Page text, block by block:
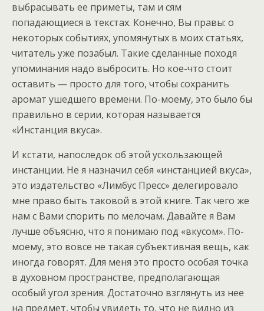
выбрасывать ее приметы, там и сям
попадающиеся в текстах. Конечно, Вы правы: о
некоторых событиях, упомянутых в моих статьях,
читатель уже позабыл. Такие сделанные походя
упоминания надо выбросить. Но кое-что стоит
оставить — просто для того, чтобы сохранить
аромат ушедшего времени. По-моему, это было бы
правильно в серии, которая называется
«Инстанция вкуса».
И кстати, напоследок об этой ускользающей
инстанции. Не я назначил себя «инстанцией вкуса»,
это издательство «Лимбус Пресс» делегировало
мне право быть таковой в этой книге. Так чего же
нам с Вами спорить по мелочам. Давайте я Вам
лучше объясню, что я понимаю под «вкусом». По-
моему, это вовсе не такая субъективная вещь, как
иногда говорят. Для меня это просто особая точка
в духовном пространстве, предполагающая
особый угол зрения. Достаточно взглянуть из нее
на предмет, чтобы увидеть то, что не видно из